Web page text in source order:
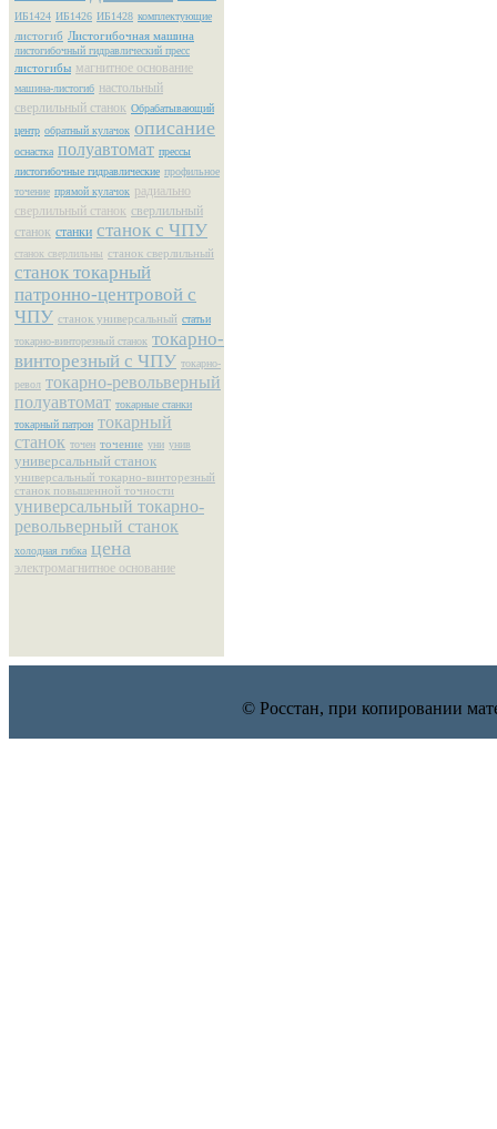
ИБ1424 ИБ1426 ИБ1428 комплектующие
листогиб Листогибочная машина
листогибочный гидравлический пресс
листогибы магнитное основание
машина-листогиб настольный
сверлильный станок Обрабатывающий
центр обратный кулачок описание
оснастка полуавтомат прессы
листогибочные гидравлические профильное
точение прямой кулачок радиально
сверлильный станок сверлильный
станок станки станок с ЧПУ
станок сверлильны станок сверлильный
станок токарный
патронно-центровой с
ЧПУ станок универсальный статьи
токарно-винторезный станок токарно-
винторезный с ЧПУ токарно-
револ токарно-револьверный
полуавтомат токарные станки
токарный патрон токарный
станок точен точение уни унив
универсальный станок
универсальный токарно-винторезный
станок повышенной точности
универсальный токарно-
револьверный станок
холодная гибка цена
электромагнитное основание
© Росстан, при копировании